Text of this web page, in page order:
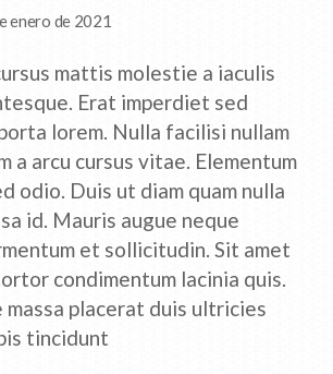
enero de 2021
mattis molestie a iaculis
Erat imperdiet sed
lorem. Nulla facilisi nullam
a arcu cursus vitae. Elementum
odio. Duis ut diam quam nulla
id. Mauris augue neque
et sollicitudin. Sit amet
condimentum lacinia quis.
placerat duis ultricies
tincidunt